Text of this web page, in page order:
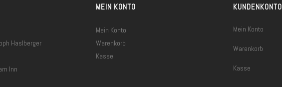
Haslberger
Inn
MEIN KONTO
Mein Konto
Warenkorb
Kasse
KUNDENKONTO
Mein Konto
Warenkorb
Kasse